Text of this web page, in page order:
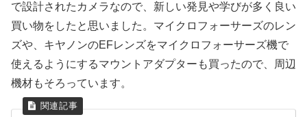
で設計されたカメラなので、新しい発見や学びが多く良い
買い物をしたと思いました。マイクロフォーサーズのレン
ズや、キヤノンのEFレンズをマイクロフォーサーズ機で
使えるようにするマウントアダプターも買ったので、周辺
機材もそろっています。